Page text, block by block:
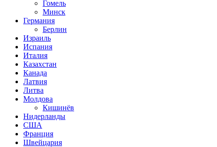
Гомель
Минск
Германия
Берлин
Израиль
Испания
Италия
Казахстан
Канада
Латвия
Литва
Молдова
Кишинёв
Нидерланды
США
Франция
Швейцария